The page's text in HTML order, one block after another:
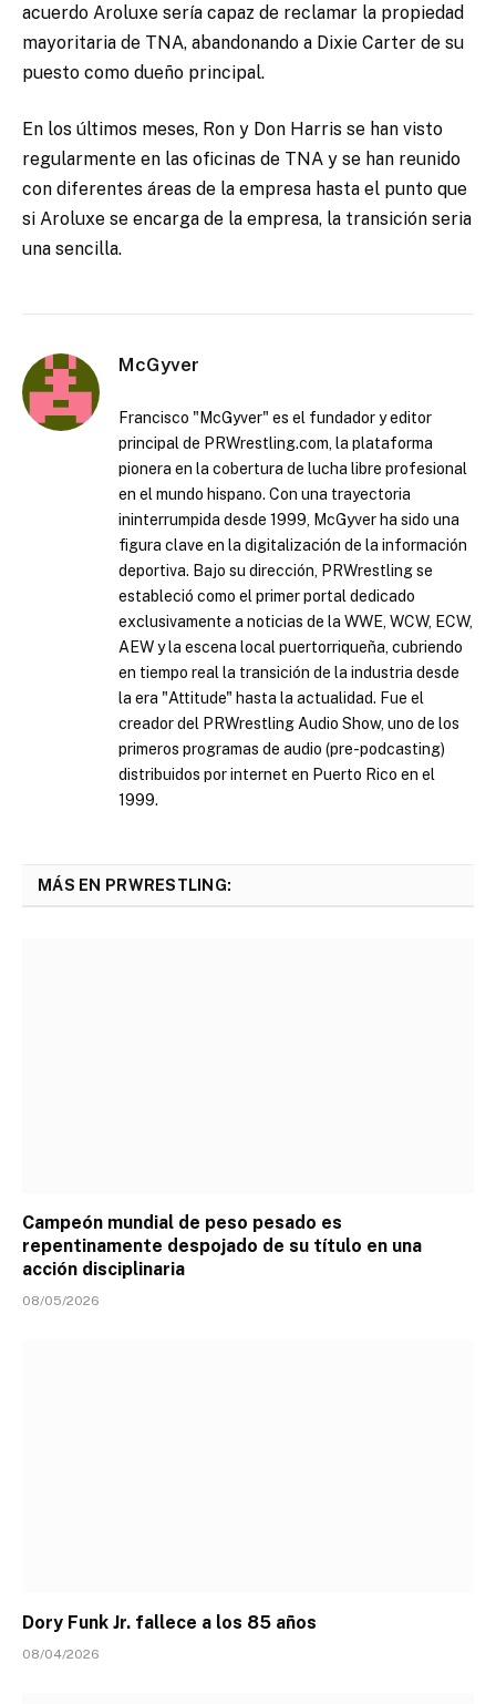
acuerdo Aroluxe sería capaz de reclamar la propiedad
mayoritaria de TNA, abandonando a Dixie Carter de su
puesto como dueño principal.
En los últimos meses, Ron y Don Harris se han visto
regularmente en las oficinas de TNA y se han reunido
con diferentes áreas de la empresa hasta el punto que
si Aroluxe se encarga de la empresa, la transición seria
una sencilla.
McGyver
Francisco "McGyver" es el fundador y editor
principal de PRWrestling.com, la plataforma
pionera en la cobertura de lucha libre profesional
en el mundo hispano. Con una trayectoria
ininterrumpida desde 1999, McGyver ha sido una
figura clave en la digitalización de la información
deportiva. Bajo su dirección, PRWrestling se
estableció como el primer portal dedicado
exclusivamente a noticias de la WWE, WCW, ECW,
AEW y la escena local puertorriqueña, cubriendo
en tiempo real la transición de la industria desde
la era "Attitude" hasta la actualidad. Fue el
creador del PRWrestling Audio Show, uno de los
primeros programas de audio (pre-podcasting)
distribuidos por internet en Puerto Rico en el
1999.
MÁS EN PRWRESTLING:
Campeón mundial de peso pesado es
repentinamente despojado de su título en una
acción disciplinaria
08/05/2026
Dory Funk Jr. fallece a los 85 años
08/04/2026